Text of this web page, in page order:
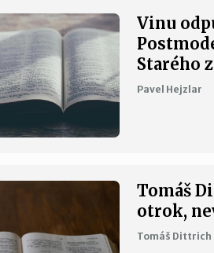
Vinu
Starého
Pavel Hejzlar
Tomáš
otrok,
Tomáš Dittrich